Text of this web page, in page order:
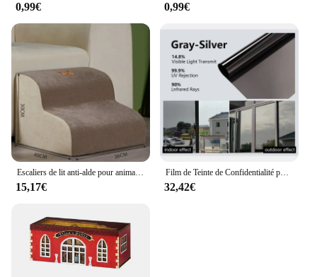
0,99€ 0,99€
Escaliers de lit anti-alde pour animaux de compagnie, maison pour chien, 2/3 marches, rampe pour petit chien, échelle pour chat, fournitures pour animaux de compagnie
15,17€
Film de Teinte de Confidentialité pour Fenêtre, Feuille de Miroir en Vinyle à Sens Unique, Autocollants d'Écran en Verre Non Adhésifs, Rouleaux Anti-UV, Outils de Protection de la Maison
32,42€